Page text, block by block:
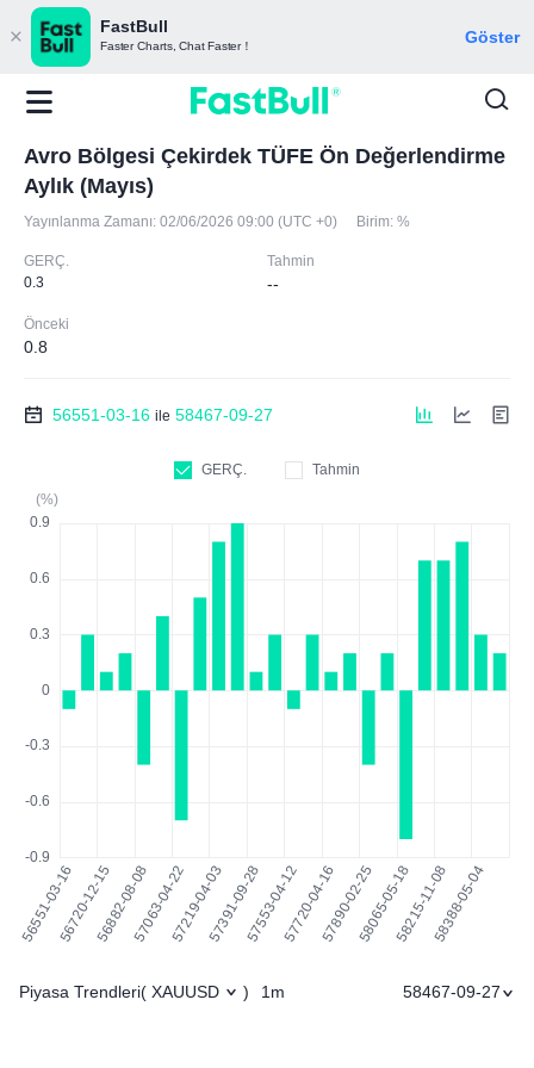
FastBull
Faster Charts, Chat Faster！ Göster
Avro Bölgesi Çekirdek TÜFE Ön Değerlendirme
Aylık (Mayıs)
Yayınlanma Zamanı: 02/06/2026 09:00 (UTC +0) Birim: %
GERÇ.
0.3
Tahmin
--
Önceki
0.8
56551-03-16 ile 58467-09-27
GERÇ.
Tahmin
(%)
Piyasa Trendleri( XAUUSD ) 1m 58467-09-27